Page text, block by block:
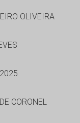
OLIVEIRA
CORONEL